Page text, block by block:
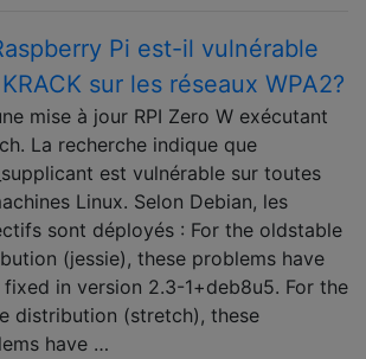
Pi est-il vulnérable
sur les réseaux WPA2?
mise à jour RPI Zero W exécutant
La recherche indique que
est vulnérable sur toutes
Linux. Selon Debian, les
sont déployés : For the oldstable
(jessie), these problems have
fixed in version 2.3-1+deb8u5. For the
distribution (stretch), these
have …